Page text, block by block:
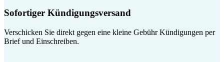
Sofortiger Kündigungsversand
Verschicken Sie direkt gegen eine kleine Gebühr Kündigungen per
Brief und Einschreiben.